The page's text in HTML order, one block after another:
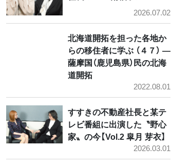
2026.07.02
北海道開拓を担った各地か
らの移住者に学ぶ （４７） ―
薩摩国（鹿児島県）民の北海
道開拓
2022.08.01
すすきの不動産社長と某テ
レビ番組に出演した〝野心
家〟の今【Vol.2 皐月 芽衣】
2026.03.01